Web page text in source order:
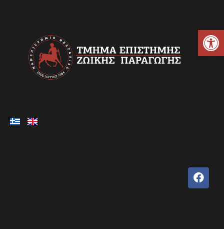
Ανοίξτε τη γραμμή εργαλείων